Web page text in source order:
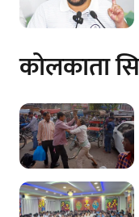
कोलकाता